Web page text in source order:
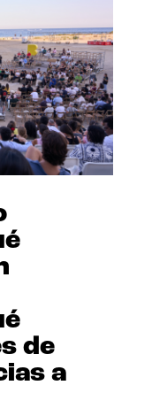
de
a